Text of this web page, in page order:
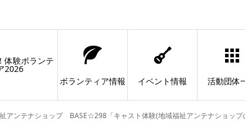
体験ボランテ
2026
ボランティア情報
イベント情報 活動団体
アンテナショップ BASE☆298「キャスト体験(地域福祉アンテナショップ